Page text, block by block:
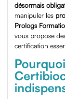
désormais
manipuler les
Prologs
vous propose
certification